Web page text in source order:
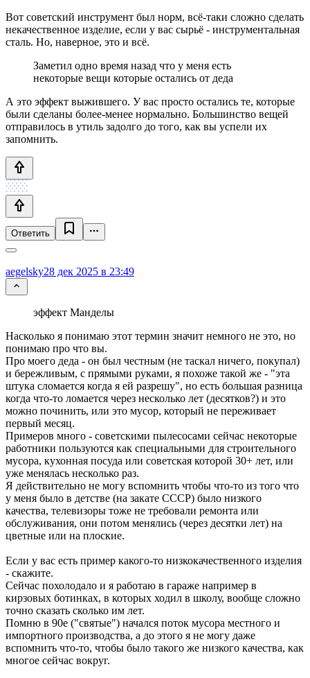
Вот советский инструмент был норм, всё-таки сложно сделать
некачественное изделие, если у вас сырьё - инструментальная
сталь. Но, наверное, это и всё.
Заметил одно время назад что у меня есть
некоторые вещи которые остались от деда
А это эффект выжившего. У вас просто остались те, которые
были сделаны более-менее нормально. Большинство вещей
отправилось в утиль задолго до того, как вы успели их
запомнить.
Ответить
aegelsky28 дек 2025 в 23:49
эффект Манделы
Насколько я понимаю этот термин значит немного не это, но
понимаю про что вы.
Про моего деда - он был честным (не таскал ничего, покупал)
и бережливым, с прямыми руками, я похоже такой же - "эта
штука сломается когда я ей разрешу", но есть большая разница
когда что-то ломается через несколько лет (десятков?) и это
можно починить, или это мусор, который не переживает
первый месяц.
Примеров много - советскими пылесосами сейчас некоторые
работники пользуются как специальными для строительного
мусора, кухонная посуда или советская которой 30+ лет, или
уже менялась несколько раз.
Я действительно не могу вспомнить чтобы что-то из того что
у меня было в детстве (на закате СССР) было низкого
качества, телевизоры тоже не требовали ремонта или
обслуживания, они потом менялись (через десятки лет) на
цветные или на плоские.
Если у вас есть пример какого-то низкокачественного изделия
- скажите.
Сейчас похолодало и я работаю в гараже например в
кирзовых ботинках, в которых ходил в школу, вообще сложно
точно сказать сколько им лет.
Помню в 90е ("святые") начался поток мусора местного и
импортного производства, а до этого я не могу даже
вспомнить что-то, чтобы было такого же низкого качества, как
многое сейчас вокруг.